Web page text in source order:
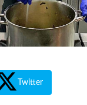
Twitter